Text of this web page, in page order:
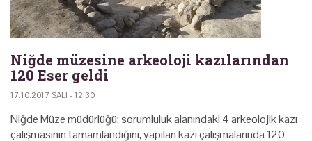
Niğde müzesine arkeoloji kazılarından
120 Eser geldi
17.10.2017 SALI - 12:30
Niğde Müze müdürlüğü; sorumluluk alanındaki 4 arkeolojik kazı
çalışmasının tamamlandığını, yapılan kazı çalışmalarında 120